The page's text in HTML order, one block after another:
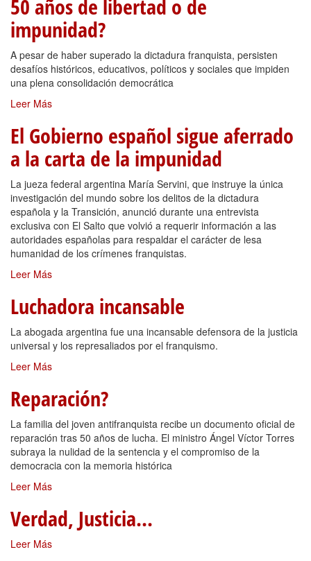
50 años de libertad o de
impunidad?
A pesar de haber superado la dictadura franquista, persisten
desafíos históricos, educativos, políticos y sociales que impiden
una plena consolidación democrática
Leer Más
El Gobierno español sigue aferrado
a la carta de la impunidad
La jueza federal argentina María Servini, que instruye la única
investigación del mundo sobre los delitos de la dictadura
española y la Transición, anunció durante una entrevista
exclusiva con El Salto que volvió a requerir información a las
autoridades españolas para respaldar el carácter de lesa
humanidad de los crímenes franquistas.
Leer Más
Luchadora incansable
La abogada argentina fue una incansable defensora de la justicia
universal y los represaliados por el franquismo.
Leer Más
Reparación?
La familia del joven antifranquista recibe un documento oficial de
reparación tras 50 años de lucha. El ministro Ángel Víctor Torres
subraya la nulidad de la sentencia y el compromiso de la
democracia con la memoria histórica
Leer Más
Verdad, Justicia...
Leer Más